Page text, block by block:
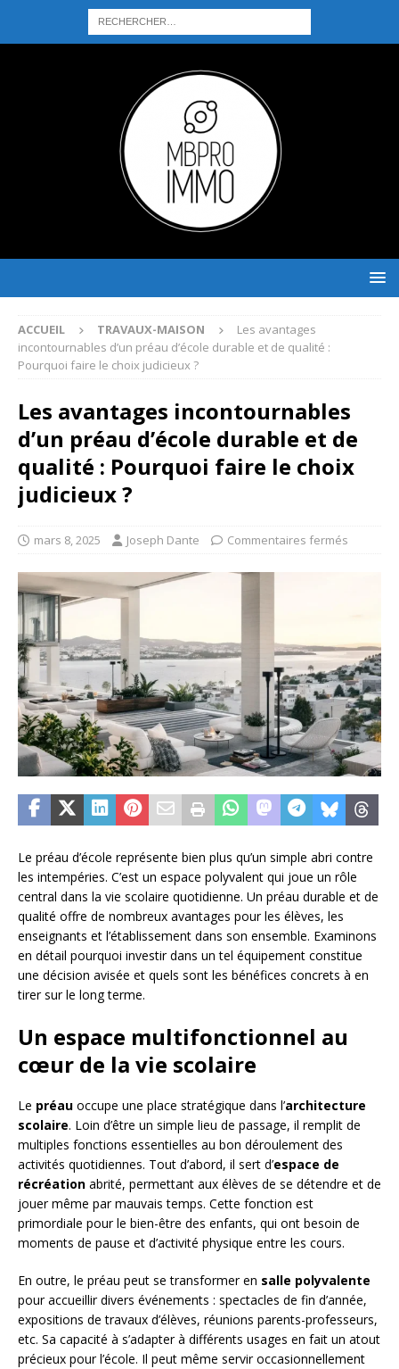
ACCUEIL TRAVAUX-MAISON
Les avantages
incontournables d’un préau d’école durable et de qualité :
Pourquoi faire le choix judicieux ?
Les avantages incontournables
d’un préau d’école durable et de
qualité : Pourquoi faire le choix
judicieux ?
mars 8, 2025 Joseph Dante Commentaires fermés
Le préau d’école représente bien plus qu’un simple abri contre
les intempéries. C’est un espace polyvalent qui joue un rôle
central dans la vie scolaire quotidienne. Un préau durable et de
qualité offre de nombreux avantages pour les élèves, les
enseignants et l’établissement dans son ensemble. Examinons
en détail pourquoi investir dans un tel équipement constitue
une décision avisée et quels sont les bénéfices concrets à en
tirer sur le long terme.
Un espace multifonctionnel au
cœur de la vie scolaire
Le préau occupe une place stratégique dans l’architecture
scolaire. Loin d’être un simple lieu de passage, il remplit de
multiples fonctions essentielles au bon déroulement des
activités quotidiennes. Tout d’abord, il sert d’espace de
récréation abrité, permettant aux élèves de se détendre et de
jouer même par mauvais temps. Cette fonction est
primordiale pour le bien-être des enfants, qui ont besoin de
moments de pause et d’activité physique entre les cours.
En outre, le préau peut se transformer en salle polyvalente
pour accueillir divers événements : spectacles de fin d’année,
expositions de travaux d’élèves, réunions parents-professeurs,
etc. Sa capacité à s’adapter à différents usages en fait un atout
précieux pour l’école. Il peut même servir occasionnellement